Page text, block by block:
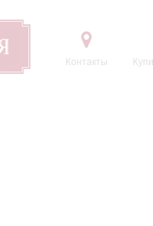
Контакты